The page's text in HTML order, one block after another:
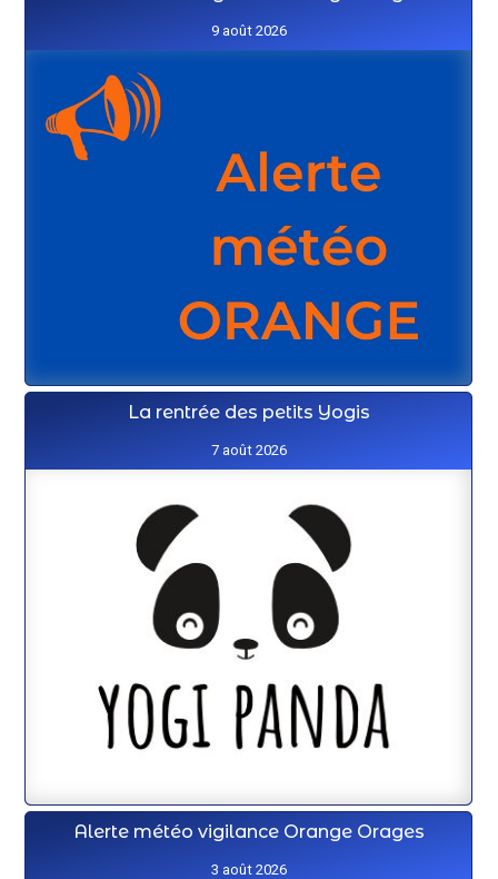
9 août 2026
La rentrée des petits Yogis
7 août 2026
Alerte météo vigilance Orange Orages
3 août 2026